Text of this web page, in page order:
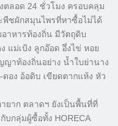
ตลอด 24 ชั่วโมง ครอบคลุม
ชผักสมุนไพรที่หาซื้อไม่ได้
าหารท้องถิ่น มีวัตถุดิบ
แม่เป้ง ลูกอ๊อด อึ่งไข่ หอย
าท้องถิ่นอย่าง น้ำใบย่านาง
อง อ้อดิบ เขียดตากแห้ง หัว
ยาก ตลาดฯ ยังเป็นพื้นที่ที่
บกลุ่มผู้ซื้อทั้ง HORECA